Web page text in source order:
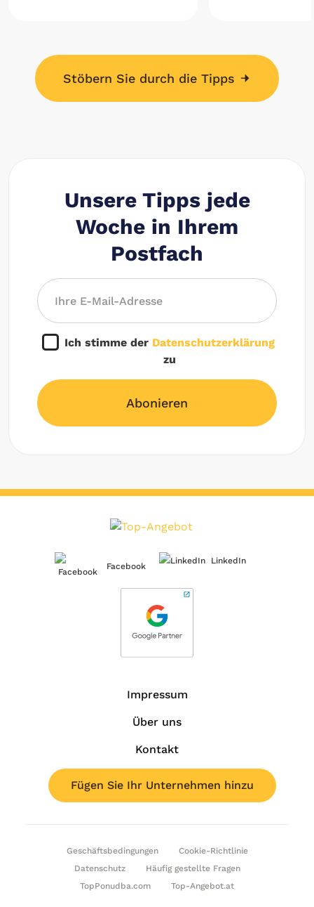
Stöbern Sie durch die Tipps
Unsere Tipps jede
Woche in Ihrem
Postfach
Ich stimme der Datenschutzerklärung
zu
Abonieren
Facebook
LinkedIn
Impressum
Über uns
Kontakt
Fügen Sie Ihr Unternehmen hinzu
Geschäftsbedingungen
Cookie-Richtlinie
Datenschutz
Häufig gestellte Fragen
TopPonudba.com
Top-Angebot.at